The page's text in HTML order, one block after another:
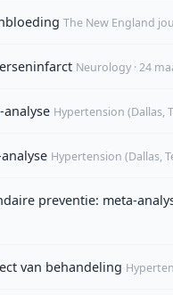
The New England
Neurology · 24
Hypertension (Dallas,
Hypertension (Dallas,
preventie: meta-
van behandeling